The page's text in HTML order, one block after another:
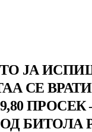
ЈА
СЕ
ПРОСЕК
БИТОЛА